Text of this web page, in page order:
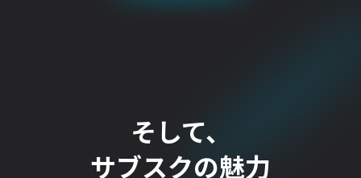
そして、
サブスクの魅力